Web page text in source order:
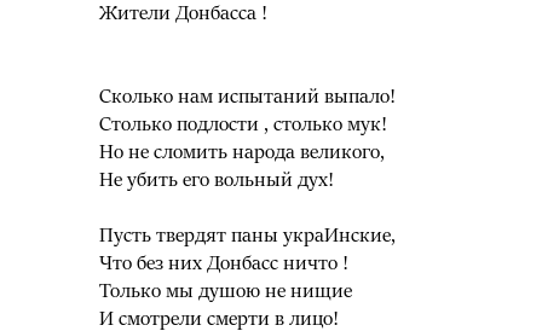
Жители Донбасса !
Сколько нам испытаний выпало!
Столько подлости , столько мук!
Но не сломить народа великого,
Не убить его вольный дух!
Пусть твердят паны украИнские,
Что без них Донбасс ничто !
Только мы душою не нищие
И смотрели смерти в лицо!